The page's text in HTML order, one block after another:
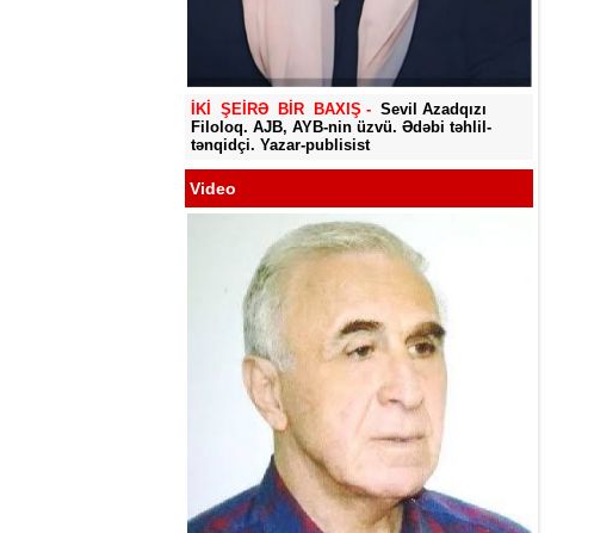
İKİ ŞEİRƏ BİR BAXIŞ - Sevil Azadqızı
Filoloq. AJB, AYB-nin üzvü. Ədəbi təhlil-
tənqidçi. Yazar-publisist
Video